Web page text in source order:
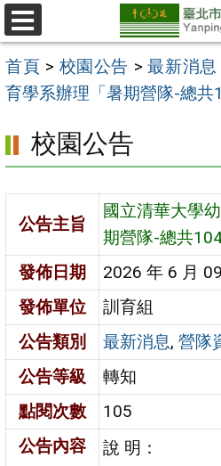
跳
至
主
要
區
選
單
首頁 > 校園公告 >最新消息
育學系辦理「暑期營隊-總共
校園公告
公告主旨
國立清華大學
期營隊-總共
發佈日期
2026 年 6 月
發佈單位
訓育組
公告類別
最新消息,營隊
公告等級
轉知
點閱次數
105
公告內容
說 明：